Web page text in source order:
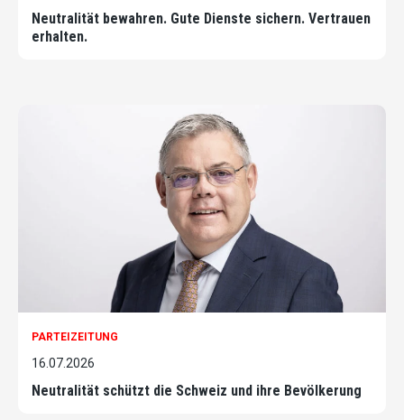
Neutralität bewahren. Gute Dienste sichern. Vertrauen
erhalten.
PARTEIZEITUNG
16.07.2026
Neutralität schützt die Schweiz und ihre Bevölkerung